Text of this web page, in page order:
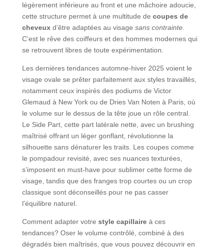
légèrement inférieure au front et une mâchoire adoucie,
cette structure permet à une multitude de coupes de
cheveuxd’être adaptées au visage sans contrainte.
C’est le rêve des coiffeurs et des hommes modernes qui
se retrouvent libres de toute expérimentation.
Les dernières tendances automne-hiver 2025 voient le
visage ovale se prêter parfaitement aux styles travaillés,
notamment ceux inspirés des podiums de Victor
Glemaud à New York ou de Dries Van Noten à Paris, où
le volume sur le dessus de la tête joue un rôle central.
Le Side Part, cette part latérale nette, avec un brushing
maîtrisé offrant un léger gonflant, révolutionne la
silhouette sans dénaturer les traits. Les coupes comme
le pompadour revisité, avec ses nuances texturées,
s’imposent en must-have pour sublimer cette forme de
visage, tandis que des franges trop courtes ou un crop
classique sont déconseillés pour ne pas casser
l’équilibre naturel.
Comment adapter votre style capillaireà ces
tendances? Oser le volume contrôlé, combiné à des
dégradés bien maîtrisés, que vous pouvez découvrir en